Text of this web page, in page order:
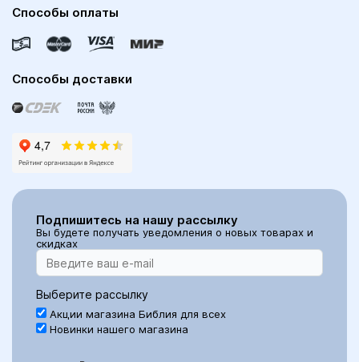
Способы оплаты
Способы доставки
Подпишитесь на нашу рассылку
Вы будете получать уведомления о новых товарах и
скидках
Выберите рассылку
Акции магазина Библия для всех
Новинки нашего магазина